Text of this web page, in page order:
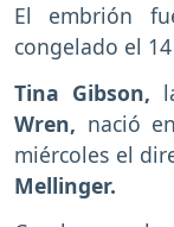
El embrión
congelado el
Tina Gibson,
Wren, nació
miércoles el
Mellinger.